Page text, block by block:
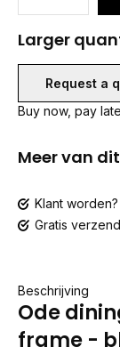
Larger
Request a
Buy now, pay
Meer van
Klant
Gratis
Beschrijving
Ode
frame -